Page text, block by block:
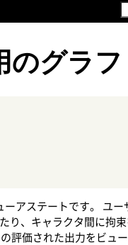
のグラフ
アステートです。 ユ
り、キャラクタ間に拘
評価された出力をビュ